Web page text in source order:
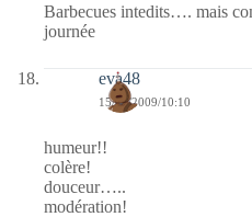
Barbecues intedits…. mais
journée
eva48
15/09/2009/10:10
humeur!!
colère!
douceur…..
modération!